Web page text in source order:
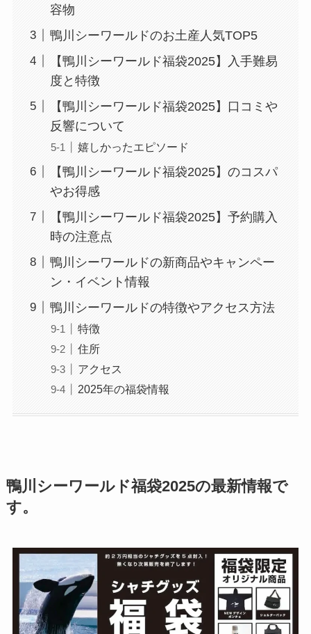
容物
鴨川シーワールドのお土産人気TOP5
【鴨川シーワールド福袋2025】入手難易
度と特徴
【鴨川シーワールド福袋2025】口コミや
反響について
嬉しかったエピソード
【鴨川シーワールド福袋2025】のコスパ
やお得感
【鴨川シーワールド福袋2025】予約購入
時の注意点
鴨川シーワールドの新商品やキャンペー
ン・イベント情報
鴨川シーワールドの特徴やアクセス方法
特徴
住所
アクセス
2025年の福袋情報
鴨川シーワールド福袋2025の最新情報で
す。